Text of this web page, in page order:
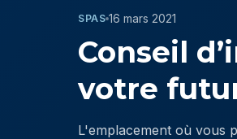
SPAS 16 mars 2021
Conseil
votre
L'emplacement où vous